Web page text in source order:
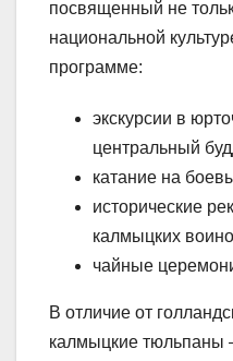
посвященный не
национальной
программе:
экскурсии в
центральный
катание на
исторические
калмыцких
чайные
В отличие от
калмыцкие тюльпаны